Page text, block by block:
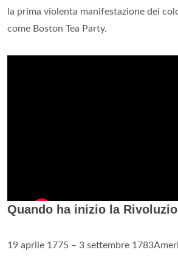
la prima violenta manifestazione dei
come Boston Tea Party.
Quando ha inizio la
19 aprile 1775 – 3 settembre